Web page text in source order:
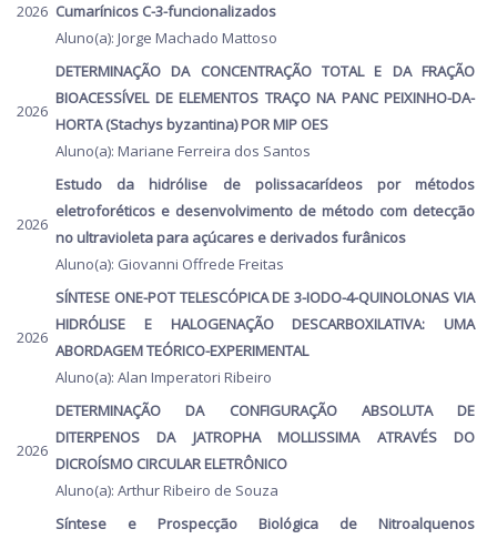
2026 Cumarínicos C-3-funcionalizados
Aluno(a): Jorge Machado Mattoso
2026
DETERMINAÇÃO DA CONCENTRAÇÃO TOTAL E DA FRAÇÃO
BIOACESSÍVEL DE ELEMENTOS TRAÇO NA PANC PEIXINHO-DA-
HORTA (Stachys byzantina) POR MIP OES
Aluno(a): Mariane Ferreira dos Santos
2026
Estudo da hidrólise de polissacarídeos por métodos
eletroforéticos e desenvolvimento de método com detecção
no ultravioleta para açúcares e derivados furânicos
Aluno(a): Giovanni Offrede Freitas
2026
SÍNTESE ONE-POT TELESCÓPICA DE 3-IODO-4-QUINOLONAS VIA
HIDRÓLISE E HALOGENAÇÃO DESCARBOXILATIVA: UMA
ABORDAGEM TEÓRICO-EXPERIMENTAL
Aluno(a): Alan Imperatori Ribeiro
2026
DETERMINAÇÃO DA CONFIGURAÇÃO ABSOLUTA DE
DITERPENOS DA JATROPHA MOLLISSIMA ATRAVÉS DO
DICROÍSMO CIRCULAR ELETRÔNICO
Aluno(a): Arthur Ribeiro de Souza
Síntese e Prospecção Biológica de Nitroalquenos